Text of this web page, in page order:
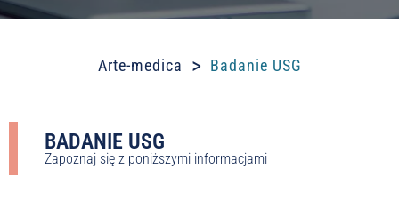
Arte-medica > Badanie USG
BADANIE USG
Zapoznaj się z poniższymi informacjami